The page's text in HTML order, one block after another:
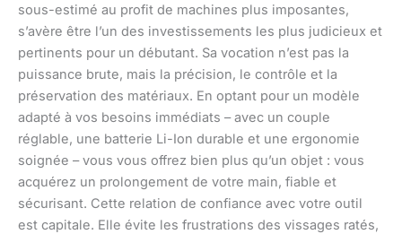
sous-estimé au profit de machines plus imposantes,
s’avère être l’un des investissements les plus judicieux et
pertinents pour un débutant. Sa vocation n’est pas la
puissance brute, mais la précision, le contrôle et la
préservation des matériaux. En optant pour un modèle
adapté à vos besoins immédiats – avec un couple
réglable, une batterie Li-Ion durable et une ergonomie
soignée – vous vous offrez bien plus qu’un objet : vous
acquérez un prolongement de votre main, fiable et
sécurisant. Cette relation de confiance avec votre outil
est capitale. Elle évite les frustrations des vissages ratés,